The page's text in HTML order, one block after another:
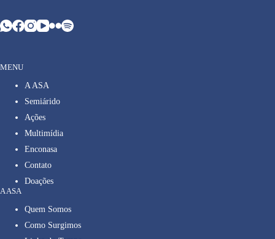
MENU
A ASA
Semiárido
Ações
Multimídia
Enconasa
Contato
Doações
A ASA
Quem Somos
Como Surgimos